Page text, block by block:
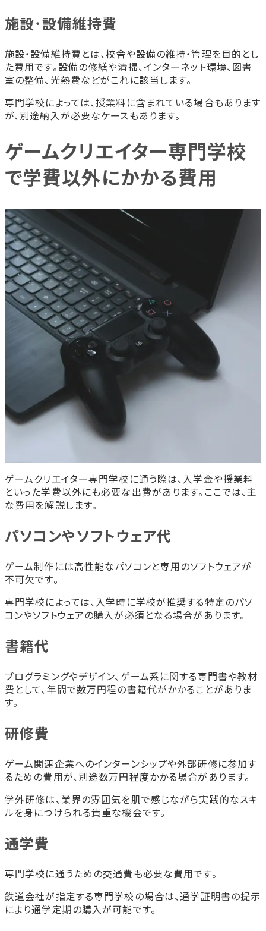
施設･設備維持費
施設・設備維持費とは、校舎や設備の維持・管理を目的とし
た費用です。設備の修繕や清掃、インターネット環境、図書
室の整備、光熱費などがこれに該当します。
専門学校によっては、授業料に含まれている場合もあります
が、別途納入が必要なケースもあります。
ゲームクリエイター専門学校
で学費以外にかかる費用
ゲームクリエイター専門学校に通う際は、入学金や授業料
といった学費以外にも必要な出費があります。ここでは、主
な費用を解説します。
パソコンやソフトウェア代
ゲーム制作には高性能なパソコンと専用のソフトウェアが
不可欠です。
専門学校によっては、入学時に学校が推奨する特定のパソ
コンやソフトウェアの購入が必須となる場合があります。
書籍代
プログラミングやデザイン、ゲーム系に関する専門書や教材
費として、年間で数万円程の書籍代がかかることがありま
す。
研修費
ゲーム関連企業へのインターンシップや外部研修に参加す
るための費用が、別途数万円程度かかる場合があります。
学外研修は、業界の雰囲気を肌で感じながら実践的なスキ
ルを身につけられる貴重な機会です。
通学費
専門学校に通うための交通費も必要な費用です。
鉄道会社が指定する専門学校の場合は、通学証明書の提示
により通学定期の購入が可能です。